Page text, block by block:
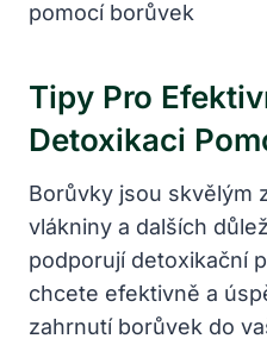
Tipy Pro‌
Detoxikaci
Borůvky jsou skvělým
vlákniny a dalších
podporují detoxikační
chcete efektivně a
zahrnutí borůvek do